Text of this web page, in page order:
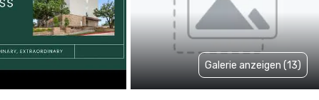
Galerie anzeigen (13)